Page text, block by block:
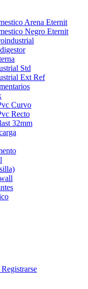
Arena Eternit
Negro Eternit
Std
Ext Ref
Curvo
Recto
32mm